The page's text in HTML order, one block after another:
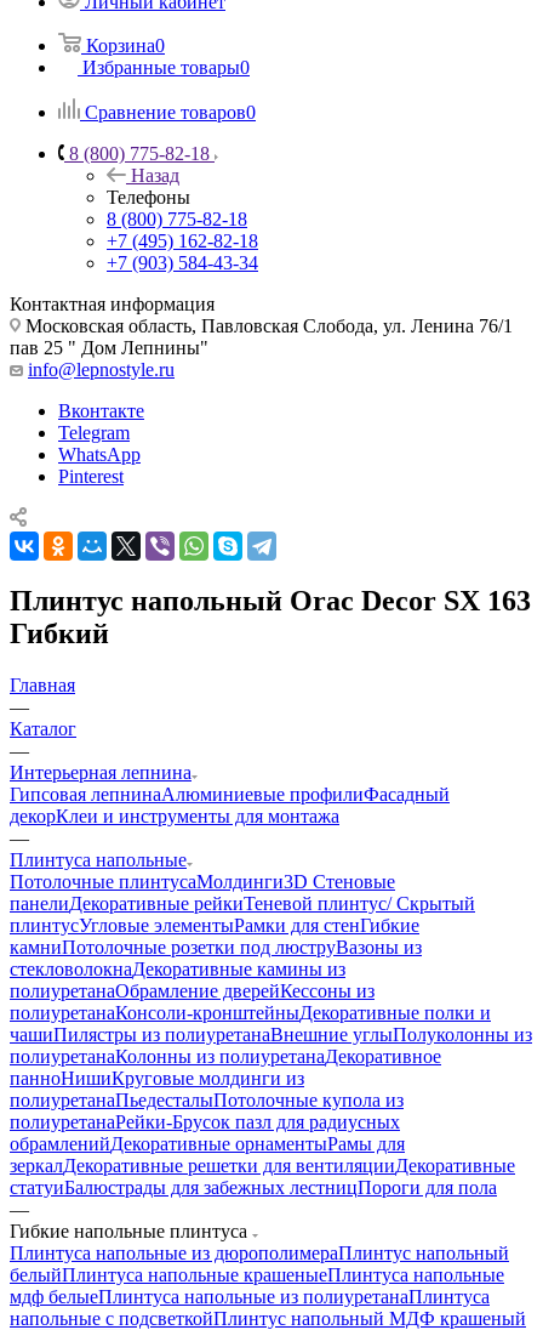
Корзина0
Избранные товары0
Сравнение товаров0
8 (800) 775-82-18
Назад
Телефоны
8 (800) 775-82-18
+7 (495) 162-82-18
+7 (903) 584-43-34
Контактная информация
Московская область, Павловская Слобода, ул. Ленина 76/1
пав 25 " Дом Лепнины"
info@lepnostyle.ru
Вконтакте
Telegram
WhatsApp
Pinterest
Плинтус напольный Orac Decor SX 163
Гибкий
Главная
—
Каталог
—
Интерьерная лепнина
Гипсовая лепнинаАлюминиевые профилиФасадный
декорКлеи и инструменты для монтажа
—
Плинтуса напольные
Потолочные плинтусаМолдинги3D Стеновые
панелиДекоративные рейкиТеневой плинтус/ Скрытый
плинтусУгловые элементыРамки для стенГибкие
камниПотолочные розетки под люструВазоны из
стекловолокнаДекоративные камины из
полиуретанаОбрамление дверейКессоны из
полиуретанаКонсоли-кронштейныДекоративные полки и
чашиПилястры из полиуретанаВнешние углыПолуколонны из
полиуретанаКолонны из полиуретанаДекоративное
панноНишиКруговые молдинги из
полиуретанаПьедесталыПотолочные купола из
полиуретанаРейки-Брусок пазл для радиусных
обрамленийДекоративные орнаментыРамы для
зеркалДекоративные решетки для вентиляцииДекоративные
статуиБалюстрады для забежных лестницПороги для пола
—
Гибкие напольные плинтуса
Плинтуса напольные из дюрополимераПлинтус напольный
белыйПлинтуса напольные крашеныеПлинтуса напольные
мдф белыеПлинтуса напольные из полиуретанаПлинтуса
напольные с подсветкойПлинтус напольный МДФ крашеный